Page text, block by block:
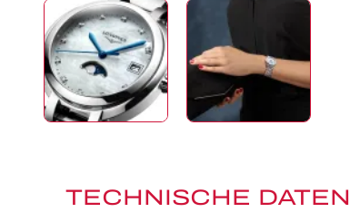
TECHNISCHE DATEN